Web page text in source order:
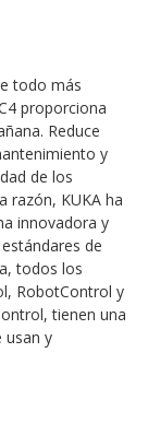
todo más
proporciona
Reduce
y
de los
razón, KUKA ha
innovadora y
de
todos los
RobotControl y
tienen una
usan y